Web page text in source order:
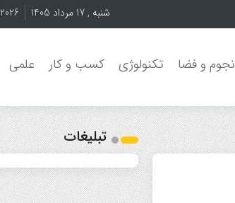
شنبه , 17 مرداد 1405 2026 - 08 - 08
نجوم و فضا تکنولوژی کسب و کار علمی
تبلیغات